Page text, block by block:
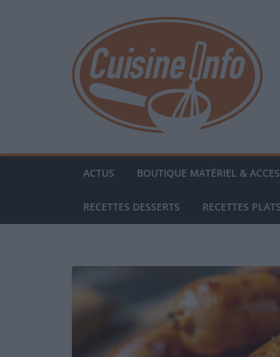
ACTUS BOUTIQUE MATÉRIEL &
RECETTES DESSERTS RECETTES